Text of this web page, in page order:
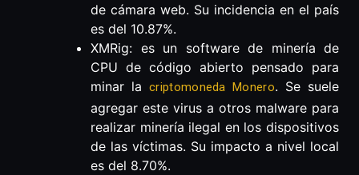
de cámara web. Su incidencia en el país
es del 10.87%.
XMRig: es un software de minería de
CPU de código abierto pensado para
minar lacriptomoneda Monero. Se suele
agregar este virus a otros malware para
realizar minería ilegal en los dispositivos
de las víctimas. Su impacto a nivel local
es del 8.70%.